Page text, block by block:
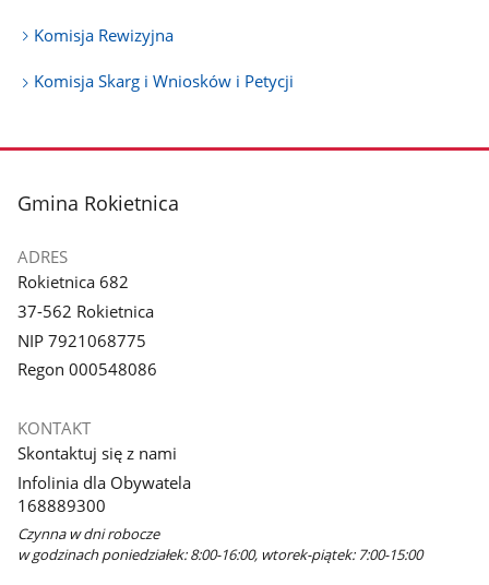
Komisja Rewizyjna
Komisja Skarg i Wniosków i Petycji
stopka
Gmina Rokietnica
ADRES
Rokietnica 682
37-562 Rokietnica
NIP 7921068775
Regon 000548086
KONTAKT
Skontaktuj się z nami
Infolinia dla Obywatela
168889300
Czynna w dni robocze
w godzinach poniedziałek: 8:00-16:00, wtorek-piątek: 7:00-15:00